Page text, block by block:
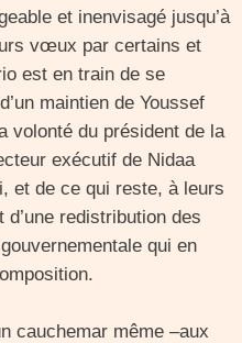
et inenvisagé jusqu’à
vœux par certains et
est en train de se
maintien de Youssef
volonté du président de la
exécutif de Nidaa
et de ce qui reste, à leurs
redistribution des
qui en
cauchemar même –aux